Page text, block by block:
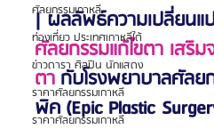
ศัลยกรรมเกาหลี
ท่องเที่ยว ประเทศเกาหลีใต้
ข่าวดารา ศิลปิน นักแสดง
ราคาศัลยกรรมเกาหลี
ราคาศัลยกรรมเกาหลี
| ผลลัพธ์ความเปลี่ยนแ
ศัลยกรรมแก้ไขตา เสริม
ตา กับโรงพยาบาลศัลย
พิค (Epic Plastic